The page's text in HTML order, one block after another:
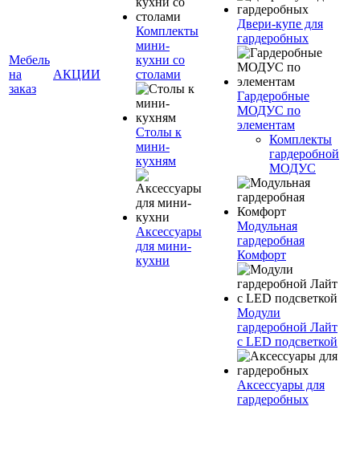
Мебель
на
заказ
АКЦИИ
Комплекты
мини-
кухни со
столами
Столы к
мини-
кухням
Аксессуары
для мини-
кухни
Двери-купе для
гардеробных
Гардеробные
МОДУС по
элементам
Комплекты
гардеробной
МОДУС
Модульная
гардеробная
Комфорт
Модули
гардеробной Лайт
с LED подсветкой
Аксессуары для
гардеробных